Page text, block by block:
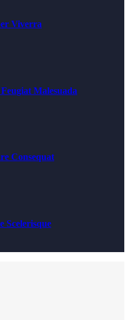
Viverra
Malesuada
Consequat
Scelerisque